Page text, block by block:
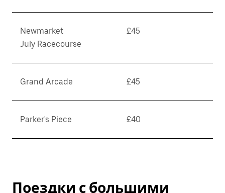
Newmarket
July Racecourse
£45
Grand Arcade £45
Parker's Piece £40
Поездки с большими